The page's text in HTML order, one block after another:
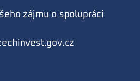
zájmu o spolupráci